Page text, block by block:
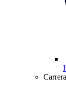
Carrera